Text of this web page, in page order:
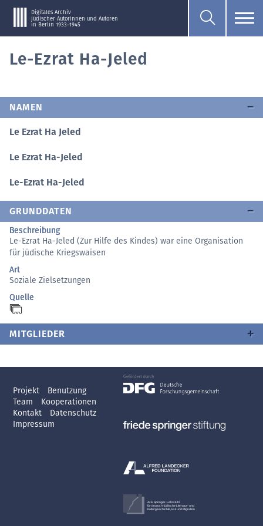
Digitales Archiv
jüdischer Autorinnen und Autoren
in Berlin 1933–1945
Le-Ezrat Ha-Jeled
NAMEN
Le Ezrat Ha Jeled
Le Ezrat Ha-Jeled
Le-Ezrat Ha-Jeled
GRUNDDATEN
Beschreibung
Le-Ezrat Ha-Jeled (Zur Hilfe des Kindes) war eine Organisation
für jüdische Kriegswaisen
Art
Soziale Zielsetzungen
Quelle
MITGLIEDER
Projekt
Benutzung
Team
Kooperationen
Kontakt
Datenschutz
Impressum
Axel Springer-Lehrstuhl
für deutsch-jüdische Literatur- und
Kulturgeschichte, Exil und Migration